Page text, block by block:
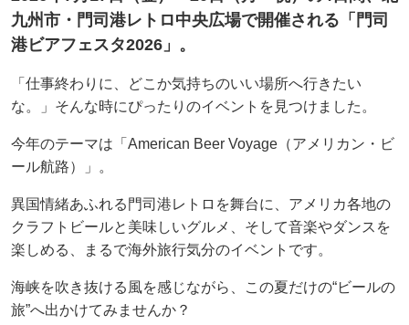
九州市・門司港レトロ中央広場で開催される「門司
港ビアフェスタ2026」。
「仕事終わりに、どこか気持ちのいい場所へ行きたい
な。」そんな時にぴったりのイベントを見つけました。
今年のテーマは「American Beer Voyage（アメリカン・ビ
ール航路）」。
異国情緒あふれる門司港レトロを舞台に、アメリカ各地の
クラフトビールと美味しいグルメ、そして音楽やダンスを
楽しめる、まるで海外旅行気分のイベントです。
海峡を吹き抜ける風を感じながら、この夏だけの“ビールの
旅”へ出かけてみませんか？